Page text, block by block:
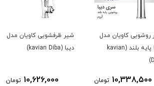
روشویی کاویان مدل
دیبا پایه بلند (kavian
10,338,500 تومان
شیر ظرفشویی کاویان مدل
دیبا (kavian Diba)
10,626,000 تومان